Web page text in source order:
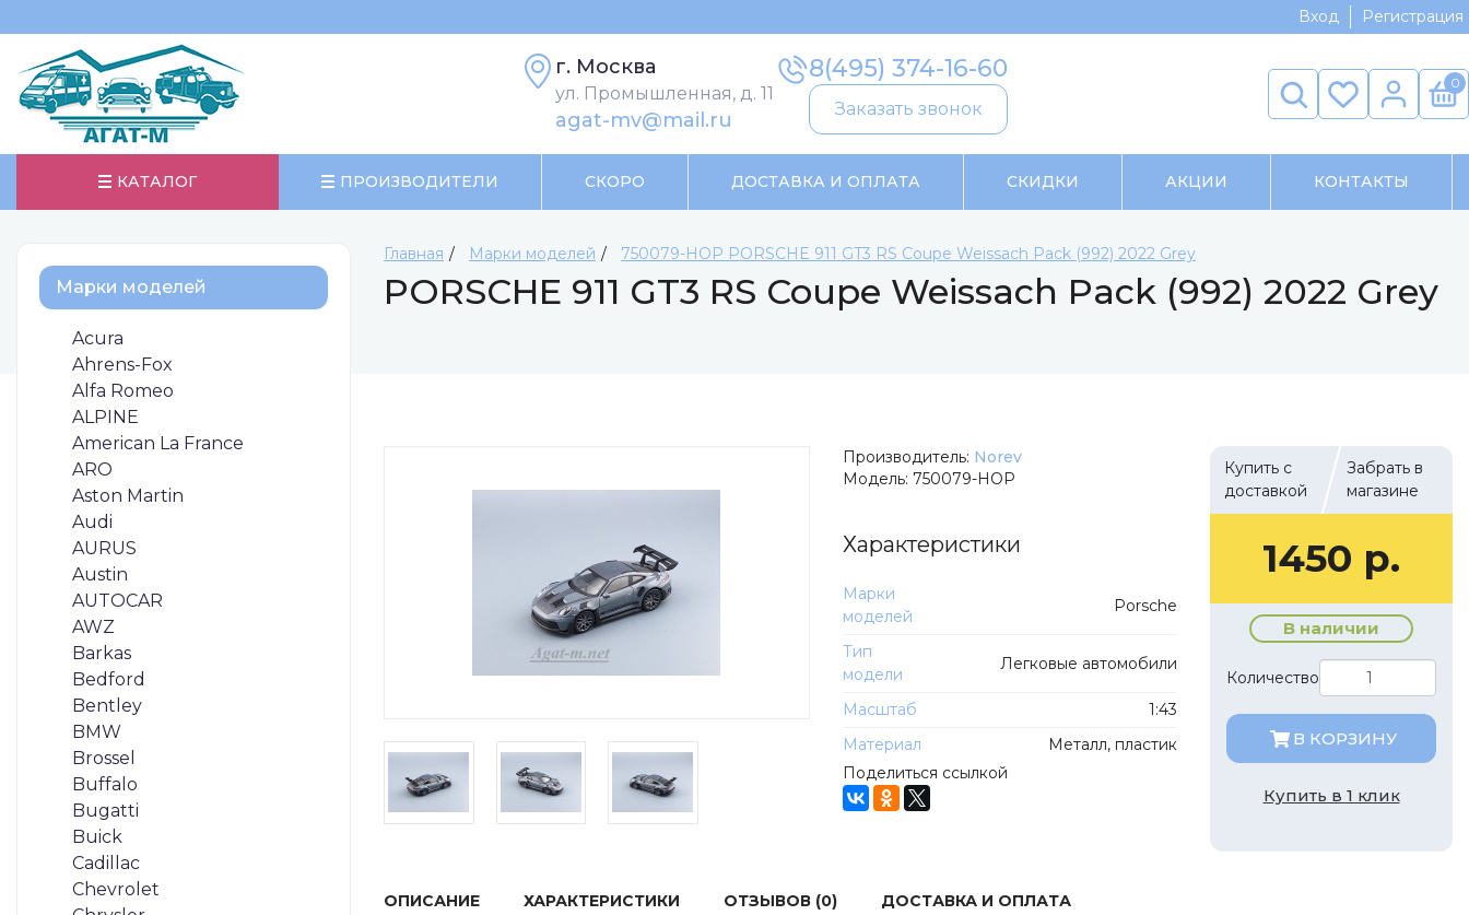
Вход Регистрация
г. Москва
ул. Промышленная, д. 11
agat-mv@mail.ru
8(495) 374-16-60
Заказать звонок
0
КАТАЛОГ ПРОИЗВОДИТЕЛИ СКОРО ДОСТАВКА И ОПЛАТА СКИДКИ АКЦИИ КОНТАКТЫ
Марки моделей
Acura
Ahrens-Fox
Alfa Romeo
ALPINE
American La France
ARO
Aston Martin
Audi
AURUS
Austin
AUTOCAR
AWZ
Barkas
Bedford
Bentley
BMW
Brossel
Buffalo
Bugatti
Buick
Cadillac
Chevrolet
Главная Марки моделей 750079-НОР PORSCHE 911 GT3 RS Coupe Weissach Pack (992) 2022 Grey
PORSCHE 911 GT3 RS Coupe Weissach Pack (992) 2022 Grey
Производитель: Norev
Модель: 750079-НОР
Характеристики
Марки
моделей
Porsche
Тип
модели
Легковые автомобили
Масштаб
1:43
Материал
Металл, пластик
Поделиться ссылкой
Купить с
доставкой
Забрать в
магазине
1450 р.
В наличии
Количество
В КОРЗИНУ
Купить в 1 клик
ОПИСАНИЕ ХАРАКТЕРИСТИКИ ОТЗЫВОВ (0) ДОСТАВКА И ОПЛАТА